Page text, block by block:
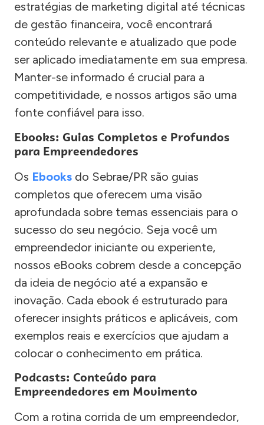
estratégias de marketing digital até técnicas
de gestão financeira, você encontrará
conteúdo relevante e atualizado que pode
ser aplicado imediatamente em sua empresa.
Manter-se informado é crucial para a
competitividade, e nossos artigos são uma
fonte confiável para isso.
Ebooks: Guias Completos e Profundos
para Empreendedores
Os Ebooks do Sebrae/PR são guias
completos que oferecem uma visão
aprofundada sobre temas essenciais para o
sucesso do seu negócio. Seja você um
empreendedor iniciante ou experiente,
nossos eBooks cobrem desde a concepção
da ideia de negócio até a expansão e
inovação. Cada ebook é estruturado para
oferecer insights práticos e aplicáveis, com
exemplos reais e exercícios que ajudam a
colocar o conhecimento em prática.
Podcasts: Conteúdo para
Empreendedores em Movimento
Com a rotina corrida de um empreendedor,